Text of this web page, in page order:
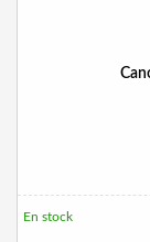
En stock